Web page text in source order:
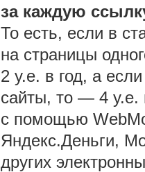
за каждую
То есть, если в
на страницы
2 у.е. в год, а
сайты, то — 4 у.е.
с помощью
Яндекс.Деньги,
других